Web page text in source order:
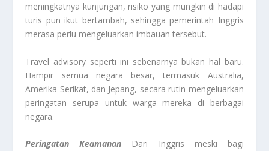
meningkatnya kunjungan, risiko yang mungkin di hadapi
turis pun ikut bertambah, sehingga pemerintah Inggris
merasa perlu mengeluarkan imbauan tersebut.
Travel advisory seperti ini sebenarnya bukan hal baru.
Hampir semua negara besar, termasuk Australia,
Amerika Serikat, dan Jepang, secara rutin mengeluarkan
peringatan serupa untuk warga mereka di berbagai
negara.
Peringatan Keamanan Dari Inggris meski bagi